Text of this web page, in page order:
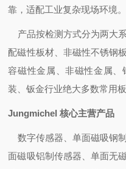
靠，适配工业复杂现场环境。
产品按检测方式分为两大
配磁性板材、非磁性不锈钢
容磁性金属、非磁性金属
装、钣金行业绝大多数常用
Jungmichel 核心主营产品
数字传感器、单面磁吸钢
面磁吸铝制传感器、单面无